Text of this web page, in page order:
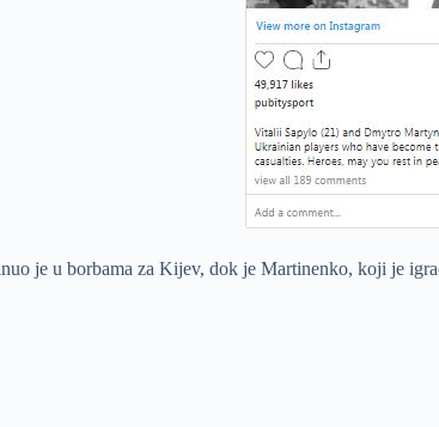
je u borbama za Kijev, dok je Martinenko, koji je